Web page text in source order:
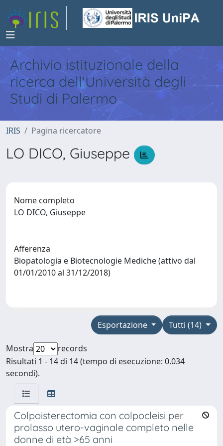
Archivio istituzionale della
ricerca dell'Università degli
Studi di Palermo
IRIS Pagina ricercatore
LO DICO, Giuseppe
Nome completo
LO DICO, Giuseppe
Afferenza
Biopatologia e Biotecnologie Mediche (attivo dal
01/01/2010 al 31/12/2018)
Tutti (14)
Esportazione
Mostra
records
Risultati 1 - 14 di 14 (tempo di esecuzione: 0.034
secondi).
Colpoisterectomia con colpocleisi per
prolasso utero-vaginale completo nelle
donne di età >65 anni